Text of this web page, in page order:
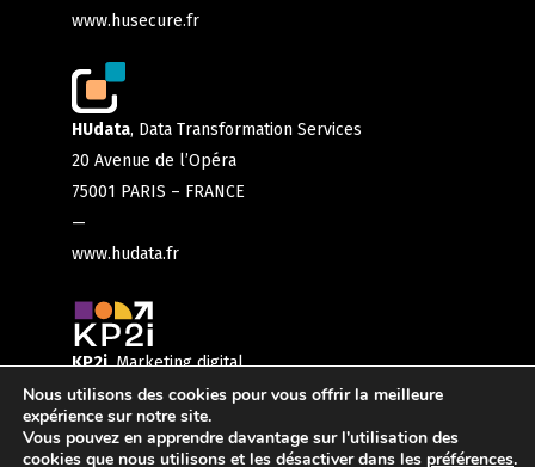
Retourner sur ma sélection
www.husecure.fr
HUdata, Data Transformation Services
20 Avenue de l’Opéra
75001 PARIS – FRANCE
—
www.hudata.fr
KP2i, Marketing digital
56 boulevard de la mission marchand
92400 COURBEVOIE – FRANCE
—
Nous utilisons des cookies pour vous offrir la meilleure
expérience sur notre site.
Vous pouvez en apprendre davantage sur l'utilisation des
cookies que nous utilisons et les désactiver dans les préférences.